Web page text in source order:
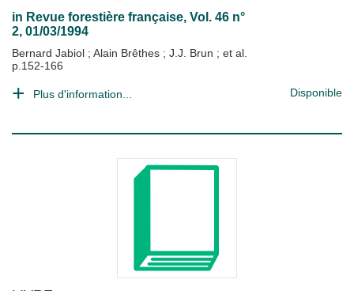
in Revue forestière française, Vol. 46 n°
2, 01/03/1994
Bernard Jabiol ; Alain Brêthes ; J.J. Brun ; et al.
p.152-166
Plus d'information... Disponible